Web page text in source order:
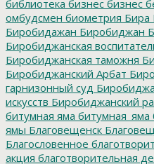
библиотека бизнес бизнес
омбудсмен биометрия Бира
Биробидажан Биробиджан
Биробиджанская
Биробиджанская таможня
Биробиджанский Арбат
гарнизонный суд
искусств Биробиджанский
битумная яма битумная_яма
ямы Благовещенск
Благословенное
акция благотворительная